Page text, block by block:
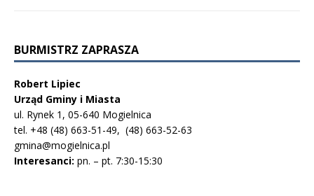
BURMISTRZ ZAPRASZA
Robert Lipiec
Urząd Gminy i Miasta
ul. Rynek 1, 05-640 Mogielnica
tel. +48 (48) 663-51-49, (48) 663-52-63
gmina@mogielnica.pl
Interesanci: pn. – pt. 7:30-15:30